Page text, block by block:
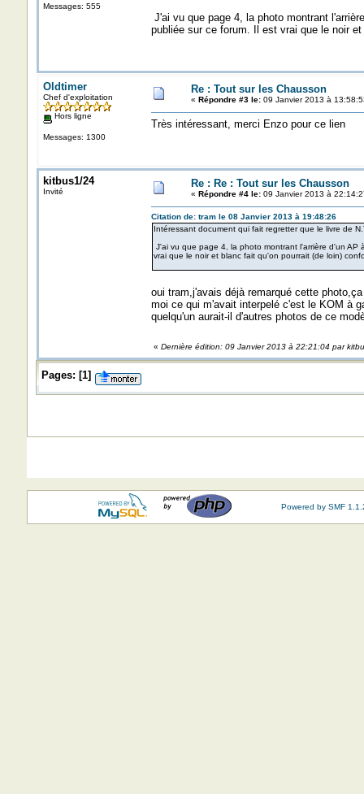
Messages: 555
J'ai vu que page 4, la photo montrant
publiée sur ce forum. Il est vrai que le noir
Oldtimer
Chef d'exploitation
Hors ligne
Messages: 1300
Re : Tout sur les Chausson
« Répondre #3 le:09 Janvier 2013 à
Très intéressant, merci Enzo pour ce lien
kitbus1/24
Invité
Re : Re : Tout sur les Chausson
« Répondre #4 le:09 Janvier 2013 à
Citation de: tram le 08 Janvier 2013 à 19:48:26
Intéressant document qui fait regretter que le livre de
J'ai vu que page 4, la photo montrant l'arrière d'un
vrai que le noir et blanc fait qu'on pourrait (de loin)
oui tram,j'avais déjà remarqué cette
moi ce qui m'avait interpelé c'est le KOM à
quelqu'un aurait-il d'autres photos de ce
« Dernière édition: 09 Janvier 2013 à 22:21:04 par
Pages: [1]
Powered by SMF